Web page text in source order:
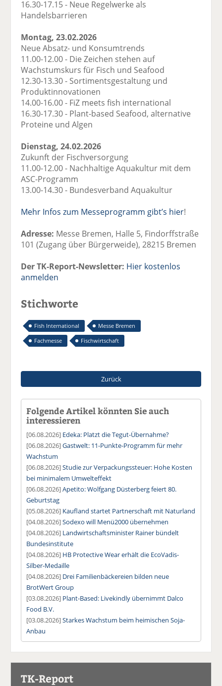
16.30-17.15 - Neue Regelwerke als
Handelsbarrieren
Montag, 23.02.2026
Neue Absatz- und Konsumtrends
11.00-12.00 - Die Zeichen stehen auf
Wachstumskurs für Fisch und Seafood
12.30-13.30 - Sortimentsgestaltung und
Produktinnovationen
14.00-16.00 - FiZ meets fish international
16.30-17.30 - Plant-based Seafood, alternative
Proteine und Algen
Dienstag, 24.02.2026
Zukunft der Fischversorgung
11.00-12.00 - Nachhaltige Aquakultur mit dem
ASC-Programm
13.00-14.30 - Bundesverband Aquakultur
Mehr Infos zum Messeprogramm gibt’s hier!
Adresse: Messe Bremen, Halle 5, Findorffstraße
101 (Zugang über Bürgerweide), 28215 Bremen
Der TK-Report-Newsletter: Hier kostenlos
anmelden
Stichworte
Fish International
Messe Bremen
Fachmesse
Fischwirtschaft
Zurück
Folgende Artikel könnten Sie auch
interessieren
[06.08.2026] Edeka: Platzt die Tegut-Übernahme?
[06.08.2026]Gastwelt: 11-Punkte-Programm für mehr
Wachstum
[06.08.2026]Studie zur Verpackungssteuer: Hohe Kosten
bei minimalem Umwelteffekt
[06.08.2026]Apetito: Wolfgang Düsterberg feiert 80.
Geburtstag
[05.08.2026] Kaufland startet Partnerschaft mit Naturland
[04.08.2026]Sodexo will Menü2000 übernehmen
[04.08.2026] Landwirtschaftsminister Rainer bündelt
Bundesinstitute
[04.08.2026] HB Protective Wear erhält die EcoVadis-
Silber-Medaille
[04.08.2026] Drei Familienbäckereien bilden neue
BrotWert Group
[03.08.2026] Plant-Based: Livekindly übernimmt Dalco
Food B.V.
[03.08.2026]Starkes Wachstum beim heimischen Soja-
Anbau
TK-Report